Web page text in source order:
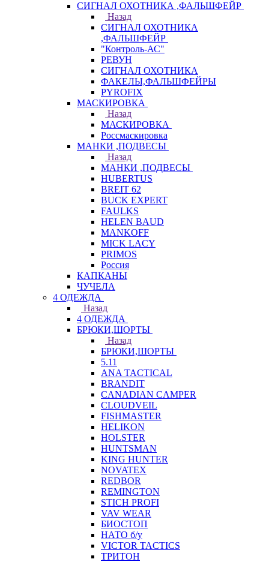
СИГНАЛ ОХОТНИКА ,ФАЛЬШФЕЙР
Назад
СИГНАЛ ОХОТНИКА
,ФАЛЬШФЕЙР
"Контроль-АС"
РЕВУН
СИГНАЛ ОХОТНИКА
ФАКЕЛЫ,ФАЛЬШФЕЙРЫ
PYROFIX
МАСКИРОВКА
Назад
МАСКИРОВКА
Россмаскировка
МАНКИ ,ПОДВЕСЫ
Назад
МАНКИ ,ПОДВЕСЫ
HUBERTUS
BREIT 62
BUCK EXPERT
FAULKS
HELEN BAUD
MANKOFF
MICK LACY
PRIMOS
Россия
КАПКАНЫ
ЧУЧЕЛА
4 ОДЕЖДА
Назад
4 ОДЕЖДА
БРЮКИ,ШОРТЫ
Назад
БРЮКИ,ШОРТЫ
5.11
ANA TACTICAL
BRANDIT
CANADIAN CAMPER
CLOUDVEIL
FISHMASTER
HELIKON
HOLSTER
HUNTSMAN
KING HUNTER
NOVATEX
REDBOR
REMINGTON
STICH PROFI
VAV WEAR
БИОСТОП
НАТО б/у
VICTOR TACTICS
ТРИТОН